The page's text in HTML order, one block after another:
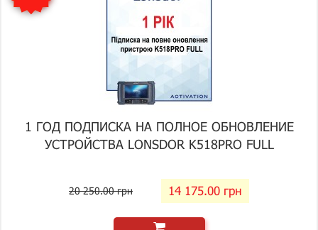
1 ГОД ПОДПИСКА НА ПОЛНОЕ ОБНОВЛЕНИЕ
УСТРОЙСТВА LONSDOR K518PRO FULL
20 250.00 грн 14 175.00 грн